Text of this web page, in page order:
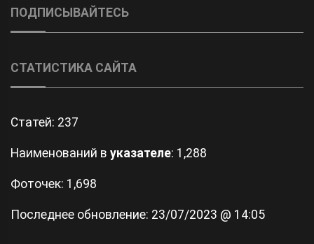
ПОДПИСЫВАЙТЕСЬ
СТАТИСТИКА САЙТА
Статей: 237
Наименований в указателе: 1,288
Фоточек: 1,698
Последнее обновление: 23/07/2023 @ 14:05